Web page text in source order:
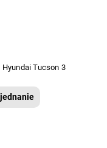
Hyundai Tucson 3